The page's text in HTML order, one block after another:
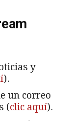
y
).
un correo
(clic aquí).